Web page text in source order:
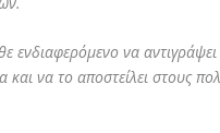
ενδιαφερόμενο να αντιγράψει
να το αποστείλει στους